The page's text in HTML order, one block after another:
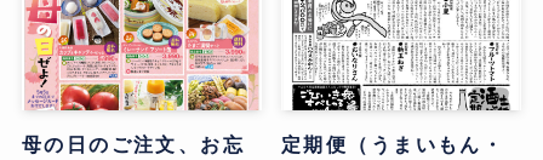
母の日のご注文、お忘
定期便（うまいもん・